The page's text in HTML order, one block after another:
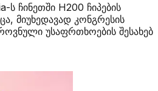
ს ჩინეთში H200 ჩიპების
მიუხედავად კონგრესის
უსაფრთხოების შესახებ